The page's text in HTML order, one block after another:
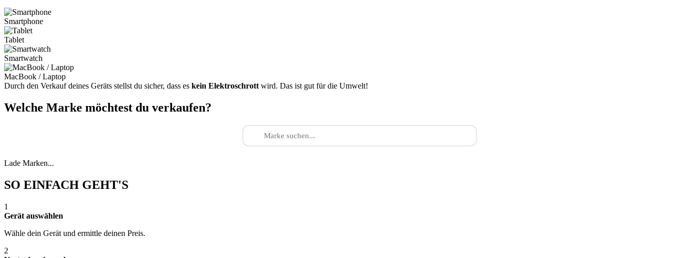
Smartphone
Tablet
Smartwatch
MacBook / Laptop
Durch den Verkauf deines Geräts stellst du sicher, dass es kein Elektroschrott wird. Das ist gut für die Umwelt!
Welche Marke möchtest du verkaufen?
Lade Marken...
SO EINFACH GEHT'S
1
Gerät auswählen
Wähle dein Gerät und ermittle deinen Preis.
2